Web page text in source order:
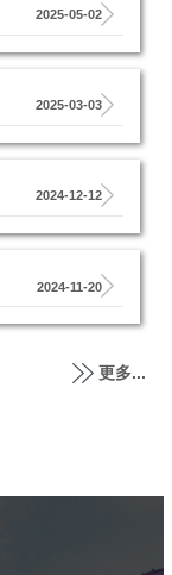
2025-05-02
2025-03-03
2024-12-12
2024-11-20
更多...